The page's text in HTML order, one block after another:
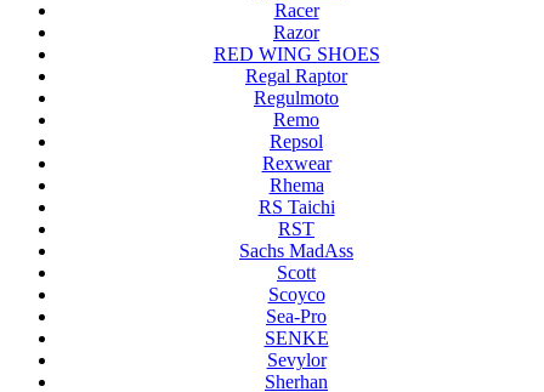
Racer
Razor
RED WING SHOES
Regal Raptor
Regulmoto
Remo
Repsol
Rexwear
Rhema
RS Taichi
RST
Sachs MadAss
Scott
Scoyco
Sea-Pro
SENKE
Sevylor
Sherhan